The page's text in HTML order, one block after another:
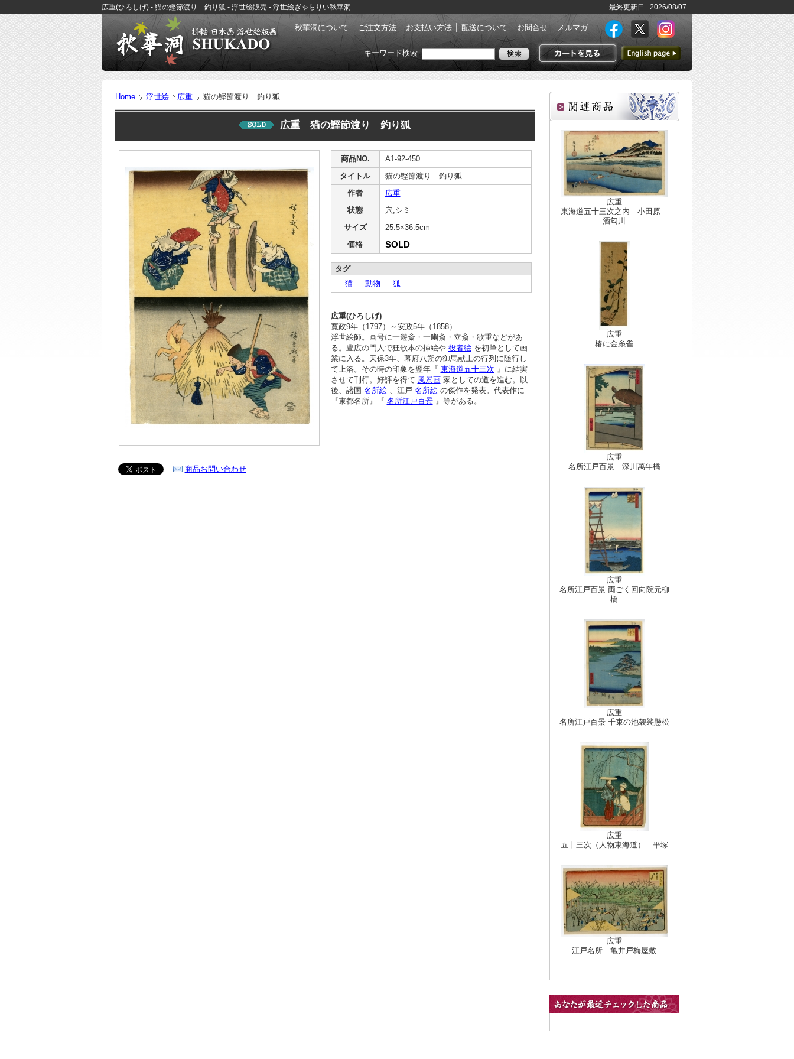
広重(ひろしげ) - 猫の鰹節渡り 釣り狐 - 浮世絵販売 - 浮世絵ぎゃらりい秋華洞 最終更新日 2026/08/07
秋華洞について ご注文方法 お支払い方法 配送について お問合せ メルマガ
カートを見る
英語ページへ
キーワード検索
Home 浮世絵 広重 猫の鰹節渡り 釣り狐
広重 猫の鰹節渡り 釣り狐
商品お問い合わせ
商品NO.
A1-92-450
タイトル
猫の鰹節渡り 釣り狐
作者
広重
状態
穴,シミ
サイズ
25.5×36.5cm
価格
SOLD
タグ
猫
動物 狐
広重(ひろしげ)
寛政9年（1797）～安政5年（1858）
浮世絵師。画号に一遊斎・一幽斎・立斎・歌重などがあ
る。豊広の門人で狂歌本の挿絵や 役者絵を初筆として画
業に入る。天保3年、幕府八朔の御馬献上の行列に随行し
て上洛。その時の印象を翌年『 東海道五十三次 』に結実
させて刊行。好評を得て 風景画家としての道を進む。以
後、諸国 名所絵、江戸 名所絵の傑作を発表。代表作に
『東都名所』『 名所江戸百景』等がある。
広重
東海道五十三次之内 小田原
酒匂川
広重
椿に金糸雀
広重
名所江戸百景 深川萬年橋
広重
名所江戸百景 両ごく回向院元柳
橋
広重
名所江戸百景 千束の池袈裟懸松
広重
五十三次（人物東海道） 平塚
広重
江戸名所 亀井戸梅屋敷